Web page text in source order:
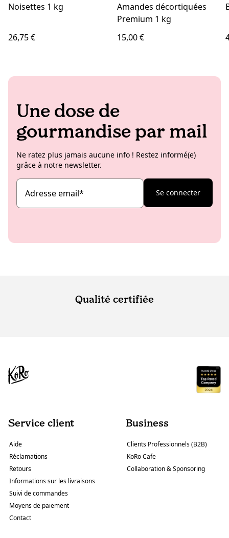
Noisettes 1 kg
26,75 €
Amandes décortiquées
Premium 1 kg
15,00 €
Une dose de
gourmandise par mail
Ne ratez plus jamais aucune info ! Restez informé(e)
grâce à notre newsletter.
Adresse email* Se connecter
Qualité certifiée
Service client
Aide
Réclamations
Retours
Informations sur les livraisons
Suivi de commandes
Moyens de paiement
Contact
Business
Clients Professionnels (B2B)
KoRo Cafe
Collaboration & Sponsoring